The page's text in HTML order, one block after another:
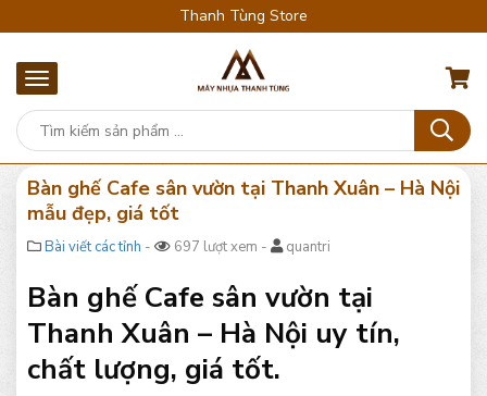
Thanh Tùng Store
Bàn ghế Cafe sân vườn tại Thanh Xuân – Hà Nội
mẫu đẹp, giá tốt
Bài viết các tỉnh - 697 lượt xem - quantri
Bàn ghế Cafe sân vườn tại
Thanh Xuân – Hà Nội uy tín,
chất lượng, giá tốt.